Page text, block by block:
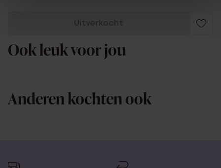
Uitverkocht
Ook leuk voor jou
Anderen kochten ook